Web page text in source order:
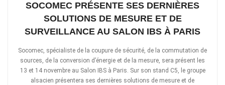
SOCOMEC PRÉSENTE SES DERNIÈRES
SOLUTIONS DE MESURE ET DE
SURVEILLANCE AU SALON IBS À PARIS
Socomec, spécialiste de la coupure de sécurité, de la commutation de
sources, de la conversion d’énergie et de la mesure, sera présent les
13 et 14 novembre au Salon IBS à Paris. Sur son stand C5, le groupe
alsacien présentera ses dernières solutions de mesure et de